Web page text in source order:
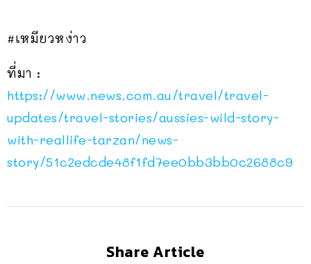
#เหมียวหง่าว
ที่มา :
https://www.news.com.au/travel/travel-
updates/travel-stories/aussies-wild-story-
with-reallife-tarzan/news-
story/51c2edcde48f1fd7ee0bb3bb0c2688c9
Share Article